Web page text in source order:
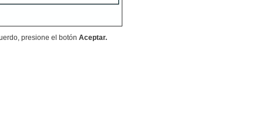
presione el botón Aceptar.